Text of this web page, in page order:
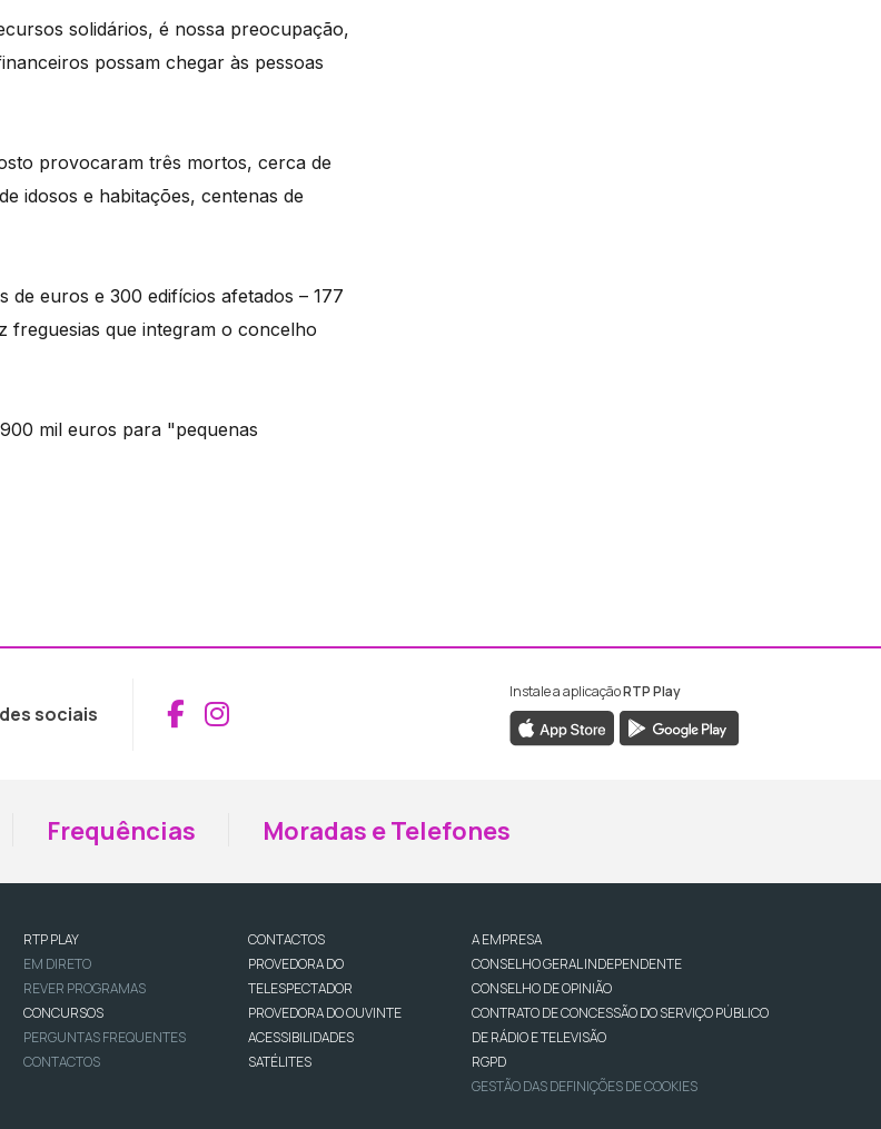
solidários, é nossa preocupação,
possam chegar às pessoas
provocaram três mortos, cerca de
idosos e habitações, centenas de
de euros e 300 edifícios afetados – 177
freguesias que integram o concelho
mil euros para "pequenas
sociais Aceder ao Facebook da RTP Madeira
Aceder ao Instagram da RTP Madeira
Instale a aplicaçãoRTP Play
Frequências Moradas e Telefones
RTP PLAY
EM DIRETO
REVER PROGRAMAS
CONCURSOS
PERGUNTAS FREQUENTES
CONTACTOS
CONTACTOS
PROVEDORA DO
TELESPECTADOR
PROVEDORA DO OUVINTE
ACESSIBILIDADES
SATÉLITES
A EMPRESA
CONSELHO GERAL INDEPENDENTE
CONSELHO DE OPINIÃO
CONTRATO DE CONCESSÃO DO SERVIÇO PÚBLICO
DE RÁDIO E TELEVISÃO
RGPD
GESTÃO DAS DEFINIÇÕES DE COOKIES